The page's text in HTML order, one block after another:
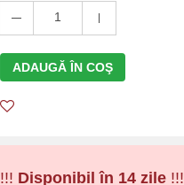
1
ADAUGĂ ÎN COŞ
!!! Disponibil în 14 zile !!!